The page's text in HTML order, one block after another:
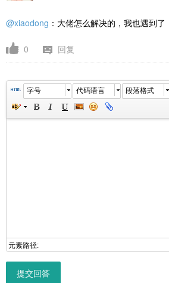
@xiaodong ：大佬怎么解决的，我也遇到了
0 回复
字号 代码语言 段落格式
元素路径:
提交回答